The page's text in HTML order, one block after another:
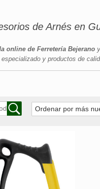
de Arnés en
online de Ferretería Bejerano
y productos de